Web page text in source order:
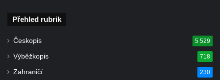
Kříž před kostelem Panny Marie Pomocné v
Boží muka nad pramenem U svatého
Antoníčka v Teplicích nad Metují
Přehled rubrik
Českopis 5 529
Výběžkopis 718
Zahraničí 230